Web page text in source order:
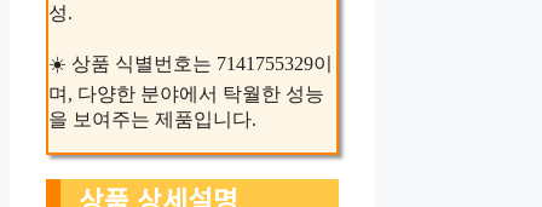
성.
☀️ 상품 식별번호는 7141755329이
며, 다양한 분야에서 탁월한 성능
을 보여주는 제품입니다.
상품 상세설명